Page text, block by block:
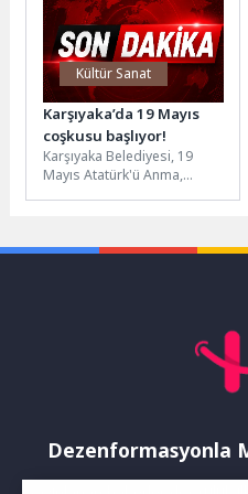
Kültür Sanat
Karşıyaka’da 19 Mayıs
coşkusu başlıyor!
Karşıyaka Belediyesi, 19
Mayıs Atatürk'ü Anma,
Dezenformasyonla